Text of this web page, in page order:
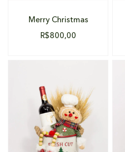
Merry Christmas
R$800,00
DETALHES